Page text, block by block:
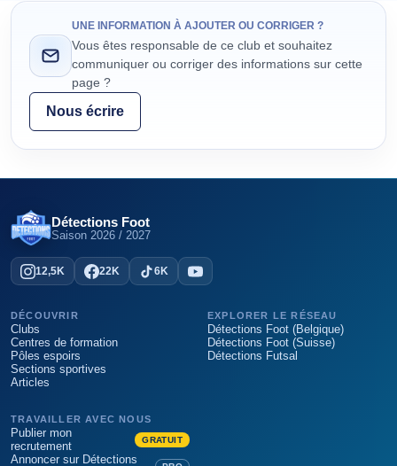
UNE INFORMATION À AJOUTER OU CORRIGER ?
Vous êtes responsable de ce club et souhaitez
communiquer ou corriger des informations sur cette
page ?
Nous écrire
Détections Foot
Saison 2026 / 2027
12,5K 22K 6K
DÉCOUVRIR
Clubs
Centres de formation
Pôles espoirs
Sections sportives
Articles
EXPLORER LE RÉSEAU
Détections Foot (Belgique)
Détections Foot (Suisse)
Détections Futsal
TRAVAILLER AVEC NOUS
Publier mon
recrutement
GRATUIT
Annoncer sur Détections